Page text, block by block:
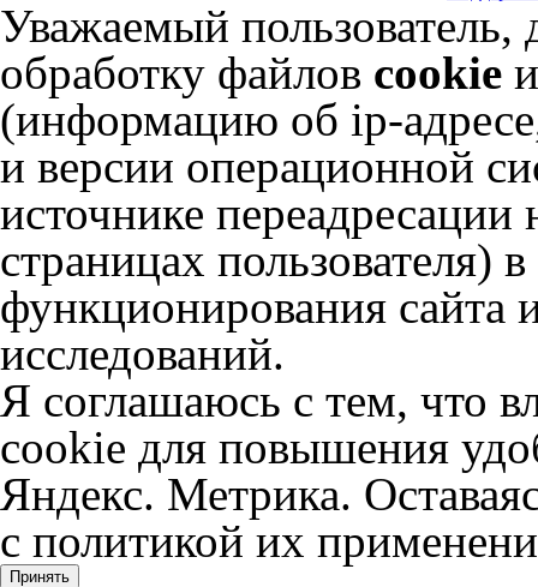
Уважаемый пользователь,
обработку файлов cookie
(информацию об ip-адресе
и версии операционной
источнике
страницах пользователя)
функционирования сайта
исследований.
Я соглашаюсь с тем, что
cookie для повышения
Яндекс. Метрика.
с политикой их
Принять